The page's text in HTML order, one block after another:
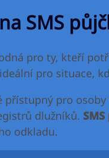
SMS
pro ty, kteří
pro situace,
přístupný pro
dlužníků.
odkladu.